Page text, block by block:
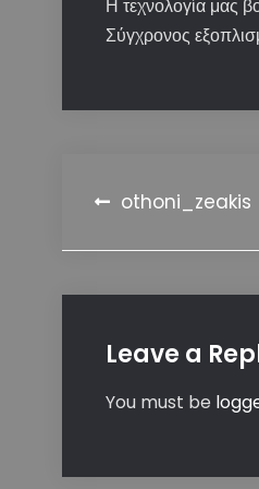
Η τεχνολογία μας
Σύγχρονος
Post
othoni_zeakis
Leave a
You must be